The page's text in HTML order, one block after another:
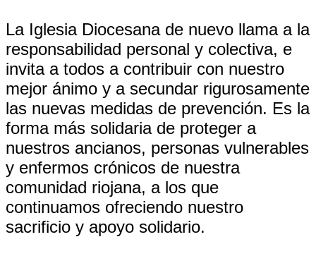
La Iglesia Diocesana de nuevo llama a la
responsabilidad personal y colectiva, e
invita a todos a contribuir con nuestro
mejor ánimo y a secundar rigurosamente
las nuevas medidas de prevención. Es la
forma más solidaria de proteger a
nuestros ancianos, personas vulnerables
y enfermos crónicos de nuestra
comunidad riojana, a los que
continuamos ofreciendo nuestro
sacrificio y apoyo solidario.